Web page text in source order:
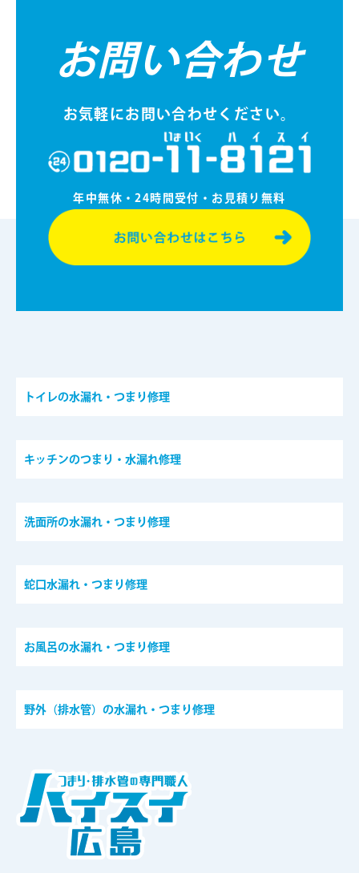
お問い合わせ
お気軽にお問い合わせください。
年中無休・24時間受付・お⾒積り無料
トイレの水漏れ・つまり修理
キッチンのつまり・水漏れ修理
洗面所の水漏れ・つまり修理
蛇口水漏れ・つまり修理
お風呂の水漏れ・つまり修理
野外（排水管）の水漏れ・つまり修理